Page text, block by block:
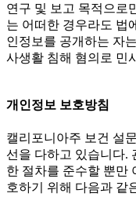
연구 및 보고 목적으로
는 어떠한 경우라도 법
인정보를 공개하는 자
사생활 침해 혐의로 민
개인정보 보호방침
캘리포니아주 보건 설
선을 다하고 있습니다.
한 절차를 준수할 뿐만
호하기 위해 다음과 같